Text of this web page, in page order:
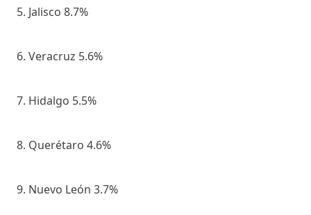
5. Jalisco 8.7%
6. Veracruz 5.6%
7. Hidalgo 5.5%
8. Querétaro 4.6%
9. Nuevo León 3.7%